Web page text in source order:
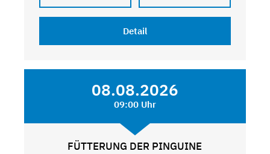
Detail
08.08.2026
09:00 Uhr
FÜTTERUNG DER PINGUINE